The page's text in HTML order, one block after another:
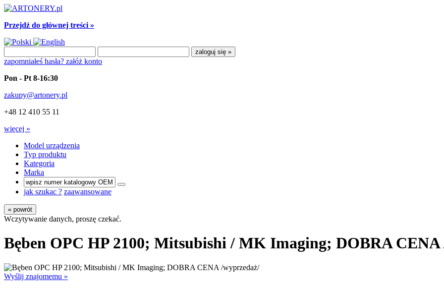
Przejdź do głównej treści »
zapomniałeś hasła? załóż konto
Pon - Pt 8-16:30
zakupy@artonery.pl
+48 12 410 55 11
więcej »
Model urządzenia
Typ produktu
Kategoria
Marka
jak szukac ? zaawansowane
« powrót
Wczytywanie danych, proszę czekać.
Bęben OPC HP 2100; Mitsubishi / MK Imaging; DOBRA CENA
Wyślij znajomemu »